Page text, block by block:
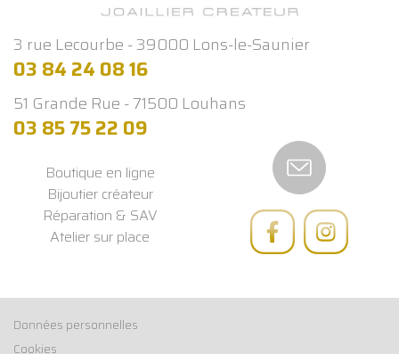
Boutique en ligne
Bijoutier créateur
Réparation & SAV
Atelier sur place
3 rue Lecourbe - 39000 Lons-le-Saunier
03 84 24 08 16
51 Grande Rue - 71500 Louhans
03 85 75 22 09
Données personnelles
Cookies